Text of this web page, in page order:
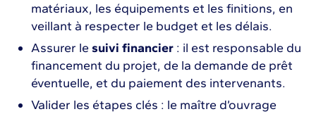
matériaux, les équipements et les finitions, en
veillant à respecter le budget et les délais.
Assurer le suivi financier : il est responsable du
financement du projet, de la demande de prêt
éventuelle, et du paiement des intervenants.
Valider les étapes clés : le maître d’ouvrage